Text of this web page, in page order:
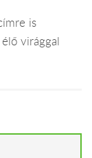
is
virággal